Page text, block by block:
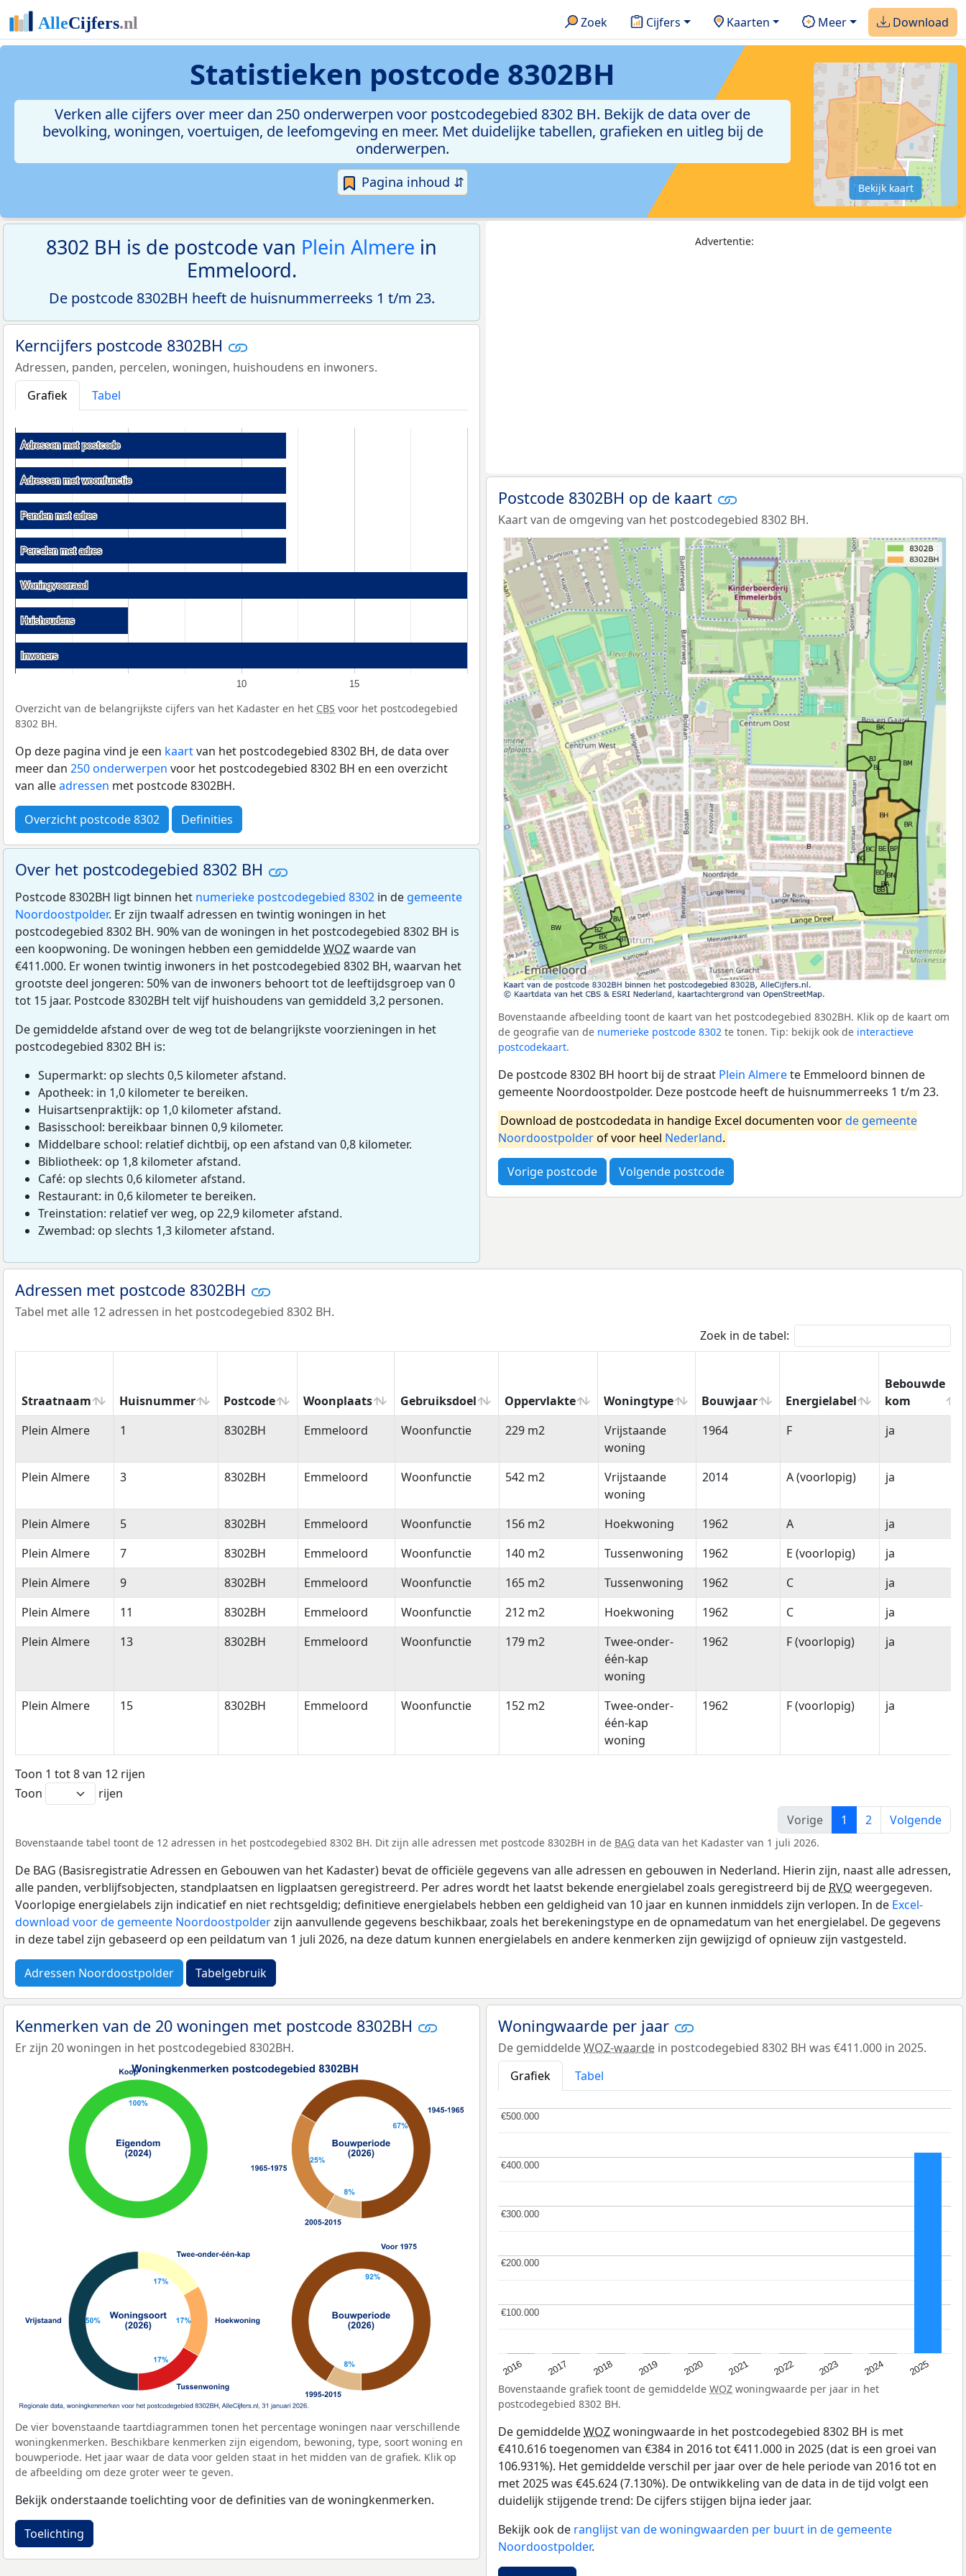
Zoek Cijfers Kaarten Meer Download
Statistieken postcode 8302BH
Verken alle cijfers over meer dan 250 onderwerpen voor postcodegebied 8302 BH. Bekijk de data over de
bevolking, woningen, voertuigen, de leefomgeving en meer. Met duidelijke tabellen, grafieken en uitleg bij de
onderwerpen.
Pagina inhoud ⇵ Bekijk kaart
8302 BH is de postcode van Plein Almere in
Emmeloord.
De postcode 8302BH heeft de huisnummerreeks 1 t/m 23.
Kerncijfers postcode 8302BH
Adressen, panden, percelen, woningen, huishoudens en inwoners.
Grafiek
Tabel
10 15
Adressen met postcode
Adressen met postcode
Adressen met woonfunctie
Adressen met woonfunctie
Panden met adres
Panden met adres
Percelen met adres
Percelen met adres
Woningvoorraad
Woningvoorraad
Huishoudens
Huishoudens
Inwoners
Inwoners
Overzicht van de belangrijkste cijfers van het Kadaster en het CBS voor het postcodegebied
8302 BH.
Op deze pagina vind je een kaartvan het postcodegebied 8302 BH, de data over
meer dan 250 onderwerpen voor het postcodegebied 8302 BH en een overzicht
van alleadressen met postcode 8302BH.
Overzicht postcode 8302 Definities
Over het postcodegebied 8302 BH
Postcode 8302BH ligt binnen het numerieke postcodegebied 8302 in de gemeente
Noordoostpolder. Er zijn twaalf adressen en twintig woningen in het
postcodegebied 8302 BH. 90% van de woningen in het postcodegebied 8302 BH is
een koopwoning. De woningen hebben een gemiddeldeWOZwaarde van
€411.000. Er wonen twintig inwoners in het postcodegebied 8302 BH, waarvan het
grootste deel jongeren: 50% van de inwoners behoort tot de leeftijdsgroep van 0
tot 15 jaar. Postcode 8302BH telt vijf huishoudens van gemiddeld 3,2 personen.
De gemiddelde afstand over de weg tot de belangrijkste voorzieningen in het
postcodegebied 8302 BH is:
Supermarkt: op slechts 0,5 kilometer afstand.
Apotheek: in 1,0 kilometer te bereiken.
Huisartsenpraktijk: op 1,0 kilometer afstand.
Basisschool: bereikbaar binnen 0,9 kilometer.
Middelbare school: relatief dichtbij, op een afstand van 0,8 kilometer.
Bibliotheek: op 1,8 kilometer afstand.
Café: op slechts 0,6 kilometer afstand.
Restaurant: in 0,6 kilometer te bereiken.
Treinstation: relatief ver weg, op 22,9 kilometer afstand.
Zwembad: op slechts 1,3 kilometer afstand.
Advertentie:
Postcode 8302BH op de kaart
Kaart van de omgeving van het postcodegebied 8302 BH.
Bovenstaande afbeelding toont de kaart van het postcodegebied 8302BH. Klik op de kaart om
de geografie van de numerieke postcode 8302 te tonen. Tip: bekijk ook de interactieve
postcodekaart.
De postcode 8302 BH hoort bij de straat Plein Almerete Emmeloord binnen de
gemeente Noordoostpolder. Deze postcode heeft de huisnummerreeks 1 t/m 23.
Download de postcodedata in handige Excel documenten voorde gemeente
Noordoostpolderof voor heel Nederland.
Vorige postcode Volgende postcode
Adressen met postcode 8302BH
Tabel met alle 12 adressen in het postcodegebied 8302 BH.
Zoek in de tabel:
Straatnaam Huisnummer Postcode Woonplaats Gebruiksdoel Oppervlakte Woningtype Bouwjaar Energielabel
Bebouwde
kom
Straatnaam
Huisnummer Postcode Woonplaats Gebruiksdoel Oppervlakte Woningtype Bouwjaar Energielabel
Bebouwde
kom
Plein Almere 1 8302BH Emmeloord Woonfunctie 229 m2
Vrijstaande
woning
1964 F ja
Plein Almere 3 8302BH Emmeloord Woonfunctie 542 m2
Vrijstaande
woning
2014 A (voorlopig) ja
Plein Almere 5 8302BH Emmeloord Woonfunctie 156 m2 Hoekwoning 1962 A
ja
Plein Almere
7 8302BH Emmeloord Woonfunctie 140 m2 Tussenwoning 1962 E (voorlopig)
ja
Plein Almere
9 8302BH Emmeloord Woonfunctie 165 m2 Tussenwoning 1962 C
ja
Plein Almere
11 8302BH Emmeloord Woonfunctie 212 m2 Hoekwoning 1962 C
ja
Plein Almere
13 8302BH Emmeloord Woonfunctie 179 m2
Twee-onder-
één-kap
woning
1962 F (voorlopig) ja
Plein Almere 15 8302BH Emmeloord Woonfunctie 152 m2
Twee-onder-
één-kap
woning
1962 F (voorlopig) ja
Toon 1 tot 8 van 12 rijen
Toon
rijen
Vorige
1 2 Volgende
Bovenstaande tabel toont de 12 adressen in het postcodegebied 8302 BH. Dit zijn alle adressen met postcode 8302BH in de BAG data van het Kadaster van 1 juli 2026.
De BAG (Basisregistratie Adressen en Gebouwen van het Kadaster) bevat de officiële gegevens van alle adressen en gebouwen in Nederland. Hierin zijn, naast alle adressen,
alle panden, verblijfsobjecten, standplaatsen en ligplaatsen geregistreerd. Per adres wordt het laatst bekende energielabel zoals geregistreerd bij de RVO weergegeven.
Voorlopige energielabels zijn indicatief en niet rechtsgeldig; definitieve energielabels hebben een geldigheid van 10 jaar en kunnen inmiddels zijn verlopen. In de Excel-
download voor de gemeente Noordoostpolderzijn aanvullende gegevens beschikbaar, zoals het berekeningstype en de opnamedatum van het energielabel. De gegevens
in deze tabel zijn gebaseerd op een peildatum van 1 juli 2026, na deze datum kunnen energielabels en andere kenmerken zijn gewijzigd of opnieuw zijn vastgesteld.
Adressen Noordoostpolder Tabelgebruik
Kenmerken van de 20 woningen met postcode 8302BH
Er zijn 20 woningen in het postcodegebied 8302BH.
De vier bovenstaande taartdiagrammen tonen het percentage woningen naar verschillende
woningkenmerken. Beschikbare kenmerken zijn eigendom, bewoning, type, soort woning en
bouwperiode. Het jaar waar de data voor gelden staat in het midden van de grafiek. Klik op
de afbeelding om deze groter weer te geven.
Bekijk onderstaande toelichting voor de definities van de woningkenmerken.
Toelichting
Woningwaarde per jaar
De gemiddeldeWOZ-waarde in postcodegebied 8302 BH was €411.000 in 2025.
Grafiek
Tabel
2016 2017 2018 2019 2020 2021 2022 2023 2024 2025
€100.000
€100.000
€200.000
€200.000
€300.000
€300.000
€400.000
€400.000
€500.000
€500.000
Bovenstaande grafiek toont de gemiddelde WOZ woningwaarde per jaar in het
postcodegebied 8302 BH.
De gemiddeldeWOZwoningwaarde in het postcodegebied 8302 BH is met
€410.616 toegenomen van €384 in 2016 tot €411.000 in 2025 (dat is een groei van
106.931%). Het gemiddelde verschil per jaar over de hele periode van 2016 tot en
met 2025 was €45.624 (7.130%). De ontwikkeling van de data in de tijd volgt een
duidelijk stijgende trend: De cijfers stijgen bijna ieder jaar.
Bekijk ook de ranglijst van de woningwaarden per buurt in de gemeente
Noordoostpolder.